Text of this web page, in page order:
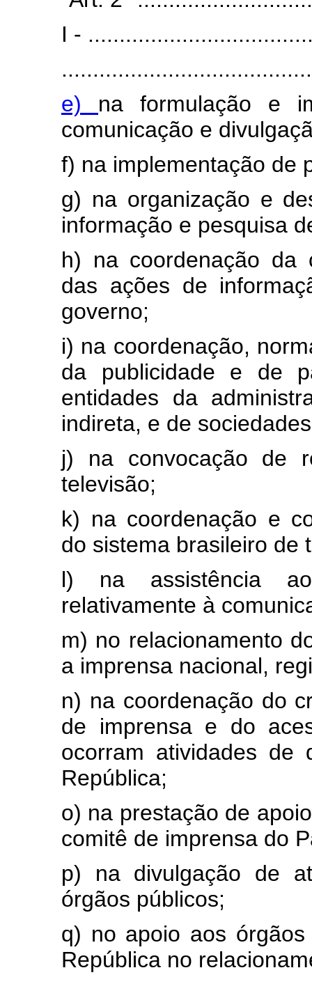
I -
e) na formulação e
comunicação e
f) na implementação de
g) na organização e
informação e pesquisa
h) na coordenação da
das ações de
governo;
i) na coordenação,
da publicidade e de
entidades da
indireta, e de
j) na convocação de
televisão;
k) na coordenação e
do sistema brasileiro de
l) na assistência
relativamente à
m) no relacionamento
a imprensa nacional,
n) na coordenação do
de imprensa e do
ocorram atividades de
República;
o) na prestação de
comitê de imprensa do
p) na divulgação de
órgãos públicos;
q) no apoio aos
República no